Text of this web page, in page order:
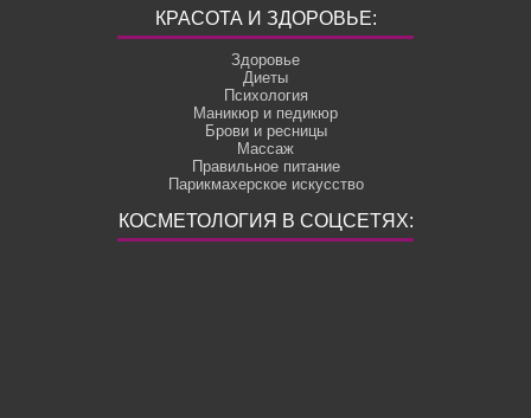
КРАСОТА И ЗДОРОВЬЕ:
Здоровье
Диеты
Психология
Маникюр и педикюр
Брови и ресницы
Массаж
Правильное питание
Парикмахерское искусство
КОСМЕТОЛОГИЯ В СОЦСЕТЯХ: